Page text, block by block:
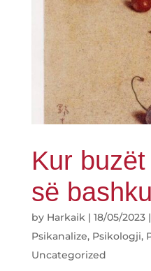
Kur
së bashku
by Harkaik| 18/05/2023|
Psikanalize, Psikologji,
Uncategorized